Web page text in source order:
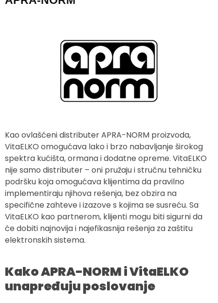
Kao ovlašćeni distributer APRA-NORM proizvoda,
VitaELKO omogućava lako i brzo nabavljanje širokog
spektra kućišta, ormana i dodatne opreme. VitaELKO
nije samo distributer – oni pružaju i stručnu tehničku
podršku koja omogućava klijentima da pravilno
implementiraju njihova rešenja, bez obzira na
specifične zahteve i izazove s kojima se susreću. Sa
VitaELKO kao partnerom, klijenti mogu biti sigurni da
će dobiti najnovija i najefikasnija rešenja za zaštitu
elektronskih sistema.
Kako APRA-NORM i VitaELKO
unapređuju poslovanje